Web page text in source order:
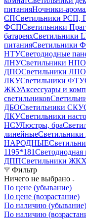
питанияНочники-
СПСветильники
ФСПСветильники
батареяхСветильники
питанияСветильники
НТУСветодиодные
ЛНУСветильники НПО
ДПОСветильники ЛПО
ЛКУСветильники ФТУ
ЖКУАксессуары и
светильников
ДБОСветильники СКУ
ЛКУСветильники
НСУЛюстры, бра
линейные
НАРОДНЫЕ
1195*181Светодиодная
ДППСветильники ЖКХ
Фильтр
Ничего не выбрано
По цене (убывание)
По цене (возрастание)
По наличию (убывание)
По наличию